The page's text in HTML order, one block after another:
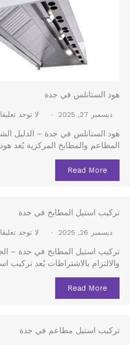
هود الستانلس في جدة
ديسمبر 27, 2025 لا توجد
هود الستانلس في جدة – الدليل
المطاعم والمطابخ المركزية يُعد
Read More
تركيب استيل المطابخ في جدة
ديسمبر 26, 2025 لا توجد
تركيب استيل المطابخ في جدة –
والالتزام بالاشتراطات يُعد تركيب
Read More
تركيب استيل مطاعم في جدة